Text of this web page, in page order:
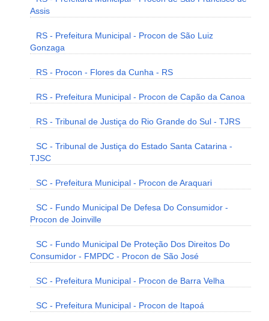
Assis
RS - Prefeitura Municipal - Procon de São Luiz
Gonzaga
RS - Procon - Flores da Cunha - RS
RS - Prefeitura Municipal - Procon de Capão da Canoa
RS - Tribunal de Justiça do Rio Grande do Sul - TJRS
SC - Tribunal de Justiça do Estado Santa Catarina -
TJSC
SC - Prefeitura Municipal - Procon de Araquari
SC - Fundo Municipal De Defesa Do Consumidor -
Procon de Joinville
SC - Fundo Municipal De Proteção Dos Direitos Do
Consumidor - FMPDC - Procon de São José
SC - Prefeitura Municipal - Procon de Barra Velha
SC - Prefeitura Municipal - Procon de Itapoá